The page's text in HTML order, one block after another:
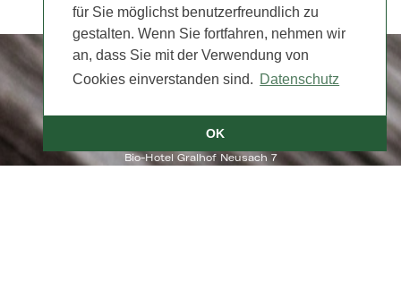
für Sie möglichst benutzerfreundlich zu
gestalten. Wenn Sie fortfahren, nehmen wir
an, dass Sie mit der Verwendung von
Cookies einverstanden sind. Datenschutz
OK
Bio-Hotel Gralhof Neusach 7